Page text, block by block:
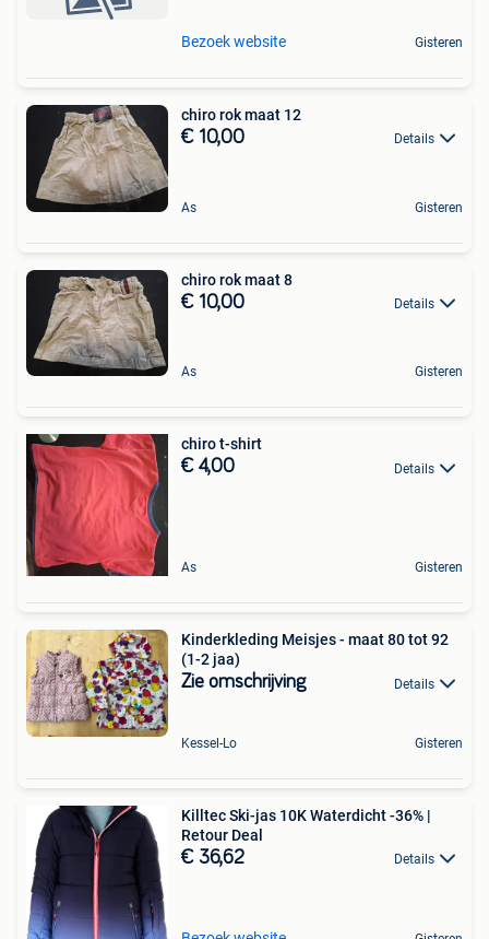
Bezoek website Gisteren
chiro rok maat 12
€ 10,00 Details
As Gisteren
chiro rok maat 8
€ 10,00 Details
As Gisteren
chiro t-shirt
€ 4,00 Details
As Gisteren
Kinderkleding Meisjes - maat 80 tot 92
(1-2 jaa)
Zie omschrijving Details
Kessel-Lo Gisteren
Killtec Ski-jas 10K Waterdicht -36% |
Retour Deal
€ 36,62 Details